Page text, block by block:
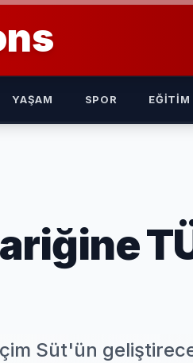
YAŞAM SPOR EĞITIM
Süt'ün